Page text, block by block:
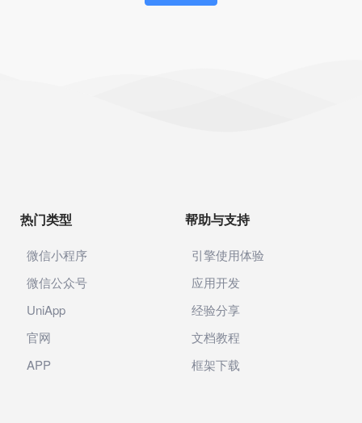
热门类型
微信小程序
微信公众号
UniApp
官网
APP
帮助与支持
引擎使用体验
应用开发
经验分享
文档教程
框架下载